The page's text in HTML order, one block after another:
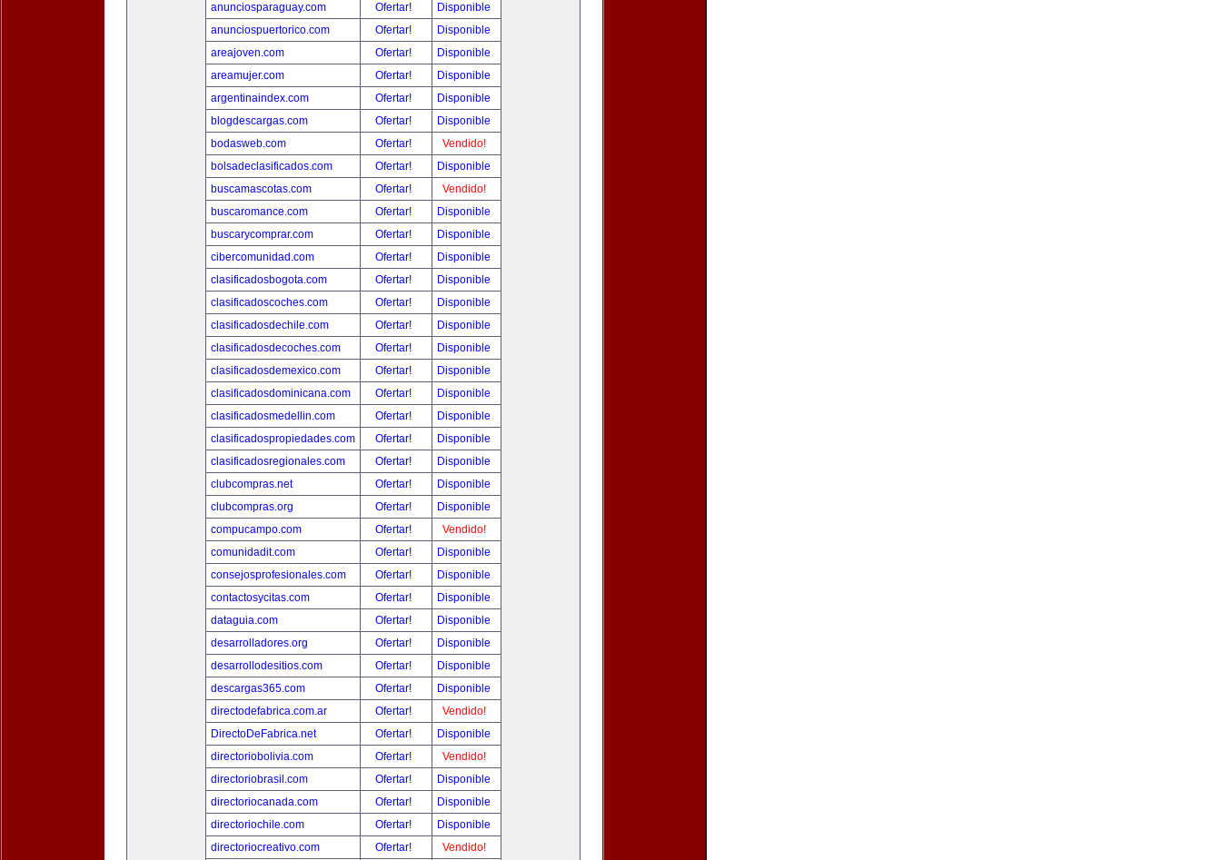
anunciosparaguay.com
Ofertar!
Disponible
anunciospuertorico.com
Ofertar!
Disponible
areajoven.com
Ofertar!
Disponible
areamujer.com
Ofertar!
Disponible
argentinaindex.com
Ofertar!
Disponible
blogdescargas.com
Ofertar!
Disponible
bodasweb.com
Ofertar!
Vendido!
bolsadeclasificados.com
Ofertar!
Disponible
buscamascotas.com
Ofertar!
Vendido!
buscaromance.com
Ofertar!
Disponible
buscarycomprar.com
Ofertar!
Disponible
cibercomunidad.com
Ofertar!
Disponible
clasificadosbogota.com
Ofertar!
Disponible
clasificadoscoches.com
Ofertar!
Disponible
clasificadosdechile.com
Ofertar!
Disponible
clasificadosdecoches.com
Ofertar!
Disponible
clasificadosdemexico.com
Ofertar!
Disponible
clasificadosdominicana.com
Ofertar!
Disponible
clasificadosmedellin.com
Ofertar!
Disponible
clasificadospropiedades.com
Ofertar!
Disponible
clasificadosregionales.com
Ofertar!
Disponible
clubcompras.net
Ofertar!
Disponible
clubcompras.org
Ofertar!
Disponible
compucampo.com
Ofertar!
Vendido!
comunidadit.com
Ofertar!
Disponible
consejosprofesionales.com
Ofertar!
Disponible
contactosycitas.com
Ofertar!
Disponible
dataguia.com
Ofertar!
Disponible
desarrolladores.org
Ofertar!
Disponible
desarrollodesitios.com
Ofertar!
Disponible
descargas365.com
Ofertar!
Disponible
directodefabrica.com.ar
Ofertar!
Vendido!
DirectoDeFabrica.net
Ofertar!
Disponible
directoriobolivia.com
Ofertar!
Vendido!
directoriobrasil.com
Ofertar!
Disponible
directoriocanada.com
Ofertar!
Disponible
directoriochile.com
Ofertar!
Disponible
directoriocreativo.com
Ofertar!
Vendido!